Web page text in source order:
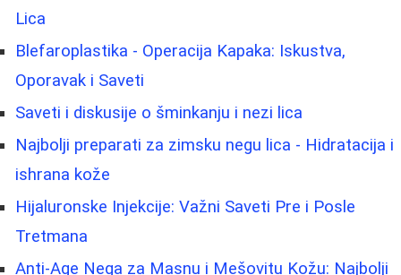
Lica
Blefaroplastika - Operacija Kapaka: Iskustva,
Oporavak i Saveti
Saveti i diskusije o šminkanju i nezi lica
Najbolji preparati za zimsku negu lica - Hidratacija i
ishrana kože
Hijaluronske Injekcije: Važni Saveti Pre i Posle
Tretmana
Anti-Age Nega za Masnu i Mešovitu Kožu: Najbolji